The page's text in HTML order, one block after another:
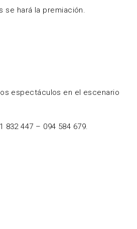
se hará la premiación.
espectáculos en el escenario
447 – 094 584 679.